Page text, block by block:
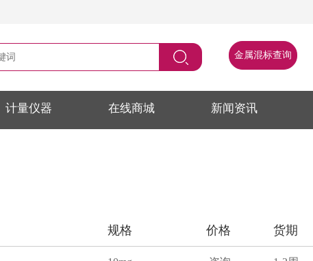
金属混标查询
计量仪器 在线商城 新闻资讯
规格 价格 货期